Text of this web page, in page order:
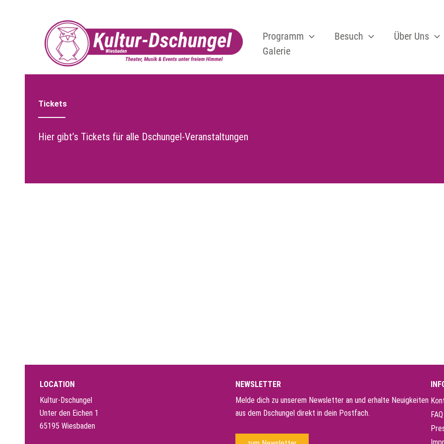
springen
Programm Besuch Über Uns
Galerie
Tickets
Hier gibt’s Tickets für alle Dschungel-Veranstaltungen
LOCATION
Kultur-Dschungel
Unter den Eichen 1
65195 Wiesbaden
NEWSLETTER
Melde dich zu unserem Newsletter an und erhalte Neuigkeiten
aus dem Dschungel direkt in dein Postfach.
FAQ